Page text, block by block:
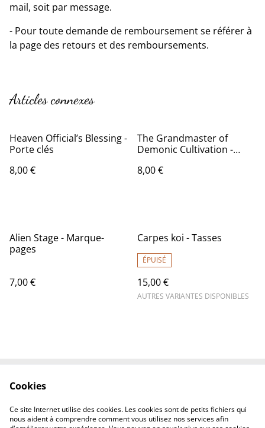
mail, soit par message.
- Pour toute demande de remboursement se référer à
la page des retours et des remboursements.
Articles connexes
Heaven Official’s Blessing -
Porte clés
8,00 €
The Grandmaster of
Demonic Cultivation -
8,00 €
Alien Stage - Marque-
pages
7,00 €
Carpes koi - Tasses
ÉPUISÉ
15,00 €
AUTRES VARIANTES DISPONIBLES
Politique de
confidentialité
Politique de cookies
Cookies
Ce site Internet utilise des cookies. Les cookies sont de petits fichiers qui
nous aident à comprendre comment vous utilisez nos services afin